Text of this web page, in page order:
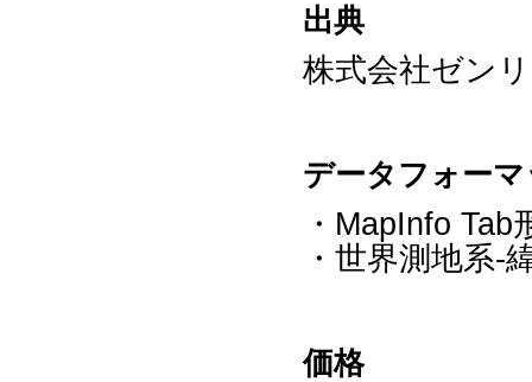
出典
株式会社ゼン
データフォー
・MapInfo Tab
・世界測地系-
価格